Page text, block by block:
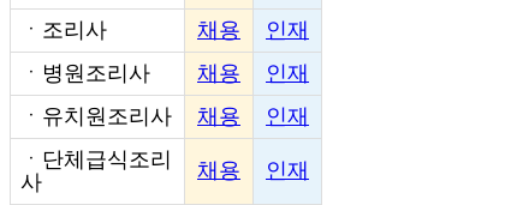
ㆍ 조리사 채용
인재
ㆍ 병원조리사 채용
인재
ㆍ 유치원조리사 채용
인재
ㆍ 단체급식조리
사
채용 인재